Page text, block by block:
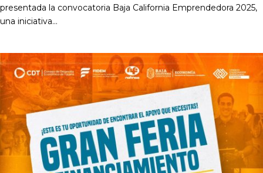
presentada la convocatoria Baja California Emprendedora 2025,
una iniciativa...